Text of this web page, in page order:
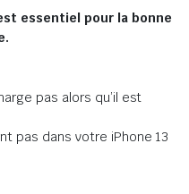
essentiel pour la bonne
pas alors qu’il est
pas dans votre iPhone 13